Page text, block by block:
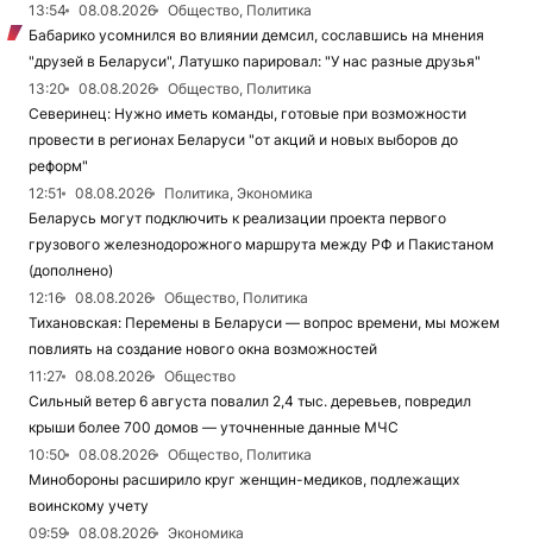
13:54
08.08.2026
Общество, Политика
Бабарико усомнился во влиянии демсил, сославшись на мнения
"друзей в Беларуси", Латушко парировал: "У нас разные друзья"
13:20
08.08.2026
Общество, Политика
Северинец: Нужно иметь команды, готовые при возможности
провести в регионах Беларуси "от акций и новых выборов до
реформ"
12:51
08.08.2026
Политика, Экономика
Беларусь могут подключить к реализации проекта первого
грузового железнодорожного маршрута между РФ и Пакистаном
(дополнено)
12:16
08.08.2026
Общество, Политика
Тихановская: Перемены в Беларуси — вопрос времени, мы можем
повлиять на создание нового окна возможностей
11:27
08.08.2026
Общество
Сильный ветер 6 августа повалил 2,4 тыс. деревьев, повредил
крыши более 700 домов — уточненные данные МЧС
10:50
08.08.2026
Общество, Политика
Минобороны расширило круг женщин-медиков, подлежащих
воинскому учету
09:59
08.08.2026
Экономика